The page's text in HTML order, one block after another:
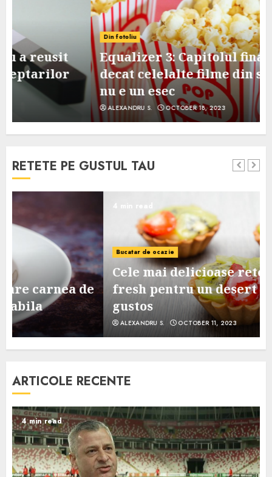
Din fotoliu
Equalizer 3: Capitolul final, mai slab
decat celelalte filme din serie, dar
nu e un esec
ALEXANDRU S. OCTOBER 18, 2023
RETETE PE GUSTUL TAU
Bucatar de ocazie
Cele mai delicioase retete de tarte
fresh pentru un desert sanatos si
gustos
OCTOBER 11, 2023
ARTICOLE RECENTE
4 min read